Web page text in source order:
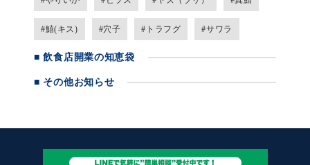
#鱚(キス) #穴子 #トラフグ #サワラ
■飲食店開業の知恵袋
■ その他お知らせ